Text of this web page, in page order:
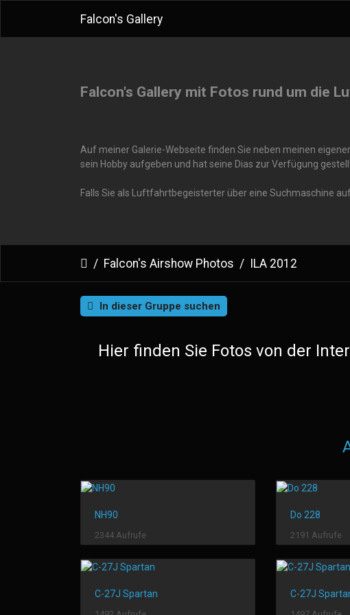
Falcon's Gallery
Falcon's Gallery mit Fotos rund um die
Auf meiner Galerie-Webseite finden Sie neben meinen
sein Hobby aufgeben und hat seine Dias zur Verfügung
Falls Sie als Luftfahrtbegeisterter über eine Suchmaschine
Falcon's Airshow Photos ILA 2012
In dieser Gruppe suchen
Hier finden Sie Fotos von der
NH90
2344 Aufrufe
Do 228
2191 Aufrufe
C-27J Spartan C-27J